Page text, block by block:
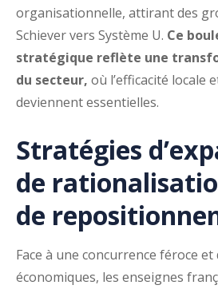
organisationnelle, attirant des
Schiever vers Système U. Ce
stratégique reflète une
du secteur, où l’efficacité locale
deviennent essentielles.
Stratégies
de
de
Face à une concurrence féroce
économiques, les enseignes